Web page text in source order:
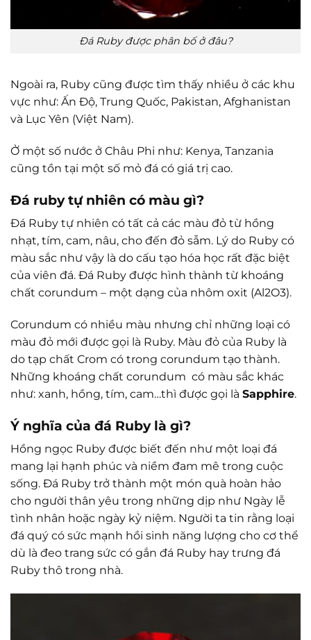
Đá Ruby được phân bố ở đâu?
Ngoài ra, Ruby cũng được tìm thấy nhiều ở các khu
vực như: Ấn Độ, Trung Quốc, Pakistan, Afghanistan
và Lục Yên (Việt Nam).
Ở một số nước ở Châu Phi như: Kenya, Tanzania
cũng tồn tại một số mỏ đá có giá trị cao.
Đá ruby tự nhiên có màu gì?
Đá Ruby tự nhiên có tất cả các màu đỏ từ hồng
nhạt, tím, cam, nâu, cho đến đỏ sẫm. Lý do Ruby có
màu sắc như vậy là do cấu tạo hóa học rất đặc biệt
của viên đá. Đá Ruby được hình thành từ khoáng
chất corundum – một dạng của nhôm oxit (Al2O3).
Corundum có nhiều màu nhưng chỉ những loại có
màu đỏ mới được gọi là Ruby. Màu đỏ của Ruby là
do tạp chất Crom có trong corundum tạo thành.
Những khoáng chất corundum có màu sắc khác
như: xanh, hồng, tím, cam…thì được gọi là Sapphire.
Ý nghĩa của đá Ruby là gì?
Hồng ngọc Ruby được biết đến như một loại đá
mang lại hạnh phúc và niềm đam mê trong cuộc
sống. Đá Ruby trở thành một món quà hoàn hảo
cho người thân yêu trong những dịp như Ngày lễ
tình nhân hoặc ngày kỷ niệm. Người ta tin rằng loại
đá quý có sức mạnh hồi sinh năng lượng cho cơ thể
dù là đeo trang sức có gắn đá Ruby hay trưng đá
Ruby thô trong nhà.